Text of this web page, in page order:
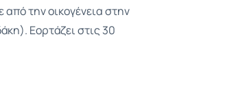
την οικογένεια στην
Εορτάζει στις 30